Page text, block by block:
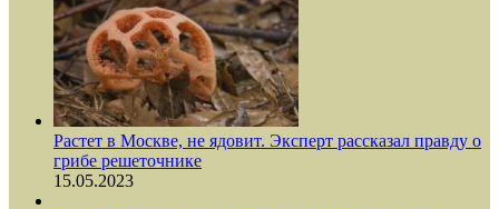
Растет в Москве, не ядовит. Эксперт рассказал правду о
грибе решеточнике
15.05.2023